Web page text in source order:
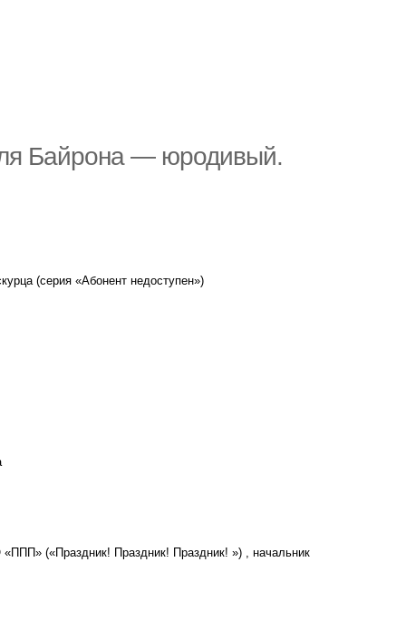
Байрона — юродивый.
(серия «Абонент недоступен»)
(«Праздник! Праздник! Праздник! ») , начальник